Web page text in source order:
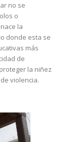
no se
o
la
donde esta se
más
de
la niñez
violencia.